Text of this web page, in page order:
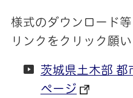
様式のダウンロード
リンクをクリック願い
茨城県土木部 都
ページ